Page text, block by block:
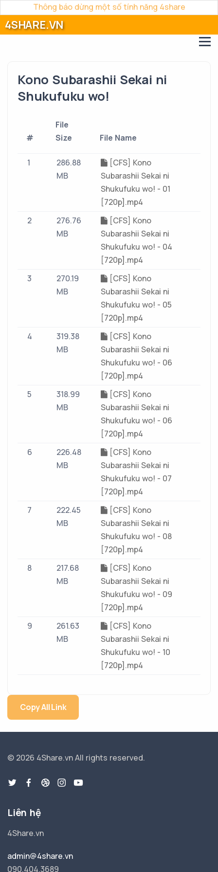
Thông báo dừng một số tính năng 4share
4SHARE.VN
Kono Subarashii Sekai ni
Shukufuku wo!
#
File
Size
File Name
1
286.88
MB
[CFS] Kono
Subarashii Sekai ni
Shukufuku wo! - 01
[720p].mp4
2
276.76
MB
[CFS] Kono
Subarashii Sekai ni
Shukufuku wo! - 04
[720p].mp4
3
270.19
MB
[CFS] Kono
Subarashii Sekai ni
Shukufuku wo! - 05
[720p].mp4
4
319.38
MB
[CFS] Kono
Subarashii Sekai ni
Shukufuku wo! - 06
[720p].mp4
5
318.99
MB
[CFS] Kono
Subarashii Sekai ni
Shukufuku wo! - 06
[720p].mp4
6
226.48
MB
[CFS] Kono
Subarashii Sekai ni
Shukufuku wo! - 07
[720p].mp4
7
222.45
MB
[CFS] Kono
Subarashii Sekai ni
Shukufuku wo! - 08
[720p].mp4
8
217.68
MB
[CFS] Kono
Subarashii Sekai ni
Shukufuku wo! - 09
[720p].mp4
9
261.63
MB
[CFS] Kono
Subarashii Sekai ni
Shukufuku wo! - 10
[720p].mp4
Copy All Link
© 2026 4Share.vnAll rights reserved.
Liên hệ
4Share.vn
admin@4share.vn
090.404.3689